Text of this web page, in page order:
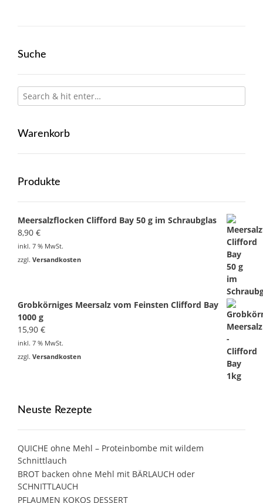
Suche
Warenkorb
Produkte
Meersalzflocken Clifford Bay 50 g im Schraubglas
8,90 €
inkl. 7 % MwSt.
zzgl. Versandkosten
Grobkörniges Meersalz vom Feinsten Clifford Bay
1000 g
15,90 €
inkl. 7 % MwSt.
zzgl. Versandkosten
Neuste Rezepte
QUICHE ohne Mehl – Proteinbombe mit wildem
Schnittlauch
BROT backen ohne Mehl mit BÄRLAUCH oder
SCHNITTLAUCH
PFLAUMEN KOKOS DESSERT